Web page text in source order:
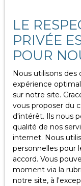
accompagnant
de leur
permet de
formations
En effet, être
renoncer à son
Cela permet de
ses démarches
la relation client
une expertise
pierre,
laissant à
propre succès.
LE
PRIVÉE
POUR
Nous utilisons des
expérience
sur notre site.
vous proposer du
d'intérêt. Ils nous
qualité de nos
internet. Nous
personnelles pour
accord. Vous
moment via la
notre site, à